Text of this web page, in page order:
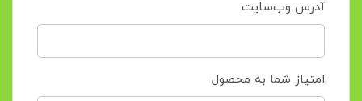
آدرس وب‌سایت
امتیاز شما به محصول